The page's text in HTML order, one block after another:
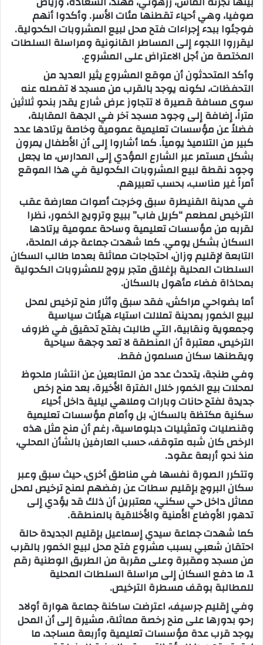
صوفيا، وهي أحياء تقطنها مئات الأسر. وأكدوا أنهم
فوجئوا ببدء إجراءات فتح محل لبيع المشروبات الكحولية.
ليقرروا اللجوء إلى المساطر القانونية ومراسلة السلطات
المختصة من أجل الاعتراض على المشروع.
وأكد المتحدثون أن موقع المشروع يثير العديد من
التحفظات، لكونه يوجد بالقرب من مسجد لا تفصله عنه
سوى مسافة قصيرة لا تتجاوز عرض شارع يقدر بنحو ثلاثين
متراً، إضافة إلى وجود مسجد آخر في الجهة المقابلة،
فضلاً عن مؤسسات تعليمية عمومية وخاصة يرتادها عدد
كبير من التلاميذ يومياً. كما أشاروا إلى أن الأطفال يمرون
بشكل مستمر عبر الشارع المؤدي إلى المدارس، ما يجعل
وجود نقطة لبيع المشروبات الكحولية في هذا الموقع
أمراً غير مناسب، بحسب تعبيرهم.
في مدينة القنيطرة سبق وخرجت أصوات معارضة عقب
الترخيص لمطعم “كريل فاب” ببيع وترويج الخمور، نظرا
لقربه من مؤسسات تعليمية وساحة عمومية يرتادها
السكان بشكل يومي. كما شهدت جماعة جرف الملحة،
التابعة لإقليم وزان، احتجاجات مماثلة بعدما طالب السكان
السلطات المحلية بإغلاق متجر يروج للمشروبات الكحولية
بمحاذاة فضاء مأهول بالسكان.
أما بضواحي مراكش، فقد سبق وأثار منح ترخيص لمحل
لبيع الخمور بمدينة تملالت استياء هيئات سياسية
وجمعوية ونقابية، التي طالبت بفتح تحقيق في ظروف
الترخيص، معتبرة أن المنطقة لا تعد وجهة سياحية
ويقطنها سكان مسلمون فقط.
وفي طنجة، يتحدث عدد من المتابعين عن انتشار ملحوظ
لمحلات بيع الخمور خلال الفترة الأخيرة، بعد منح رخص
جديدة لفتح حانات وبارات وملاهي ليلية داخل أحياء
سكنية مكتظة بالسكان، بل وأمام مؤسسات تعليمية
وقنصليات وتمثيليات دبلوماسية، رغم أن منح مثل هذه
الرخص كان شبه متوقف، حسب العارفين بالشأن المحلي،
منذ نحو أربعة عقود.
وتتكرر الصورة نفسها في مناطق أخرى، حيث سبق وعبر
سكان البروج بإقليم سطات عن رفضهم لمنح ترخيص لمحل
مماثل داخل حي سكني، معتبرين أن ذلك قد يؤدي إلى
تدهور الأوضاع الأمنية والأخلاقية بالمنطقة.
كما شهدت جماعة سيدي إسماعيل بإقليم الجديدة حالة
احتقان شعبي بسبب مشروع فتح محل لبيع الخمور بالقرب
من مسجد ومقبرة وعلى مقربة من الطريق الوطنية رقم
1، ما دفع السكان إلى مراسلة السلطات المحلية
للمطالبة بوقف مسطرة الترخيص.
وفي إقليم جرسيف، اعترضت ساكنة جماعة هوارة أولاد
رحو بدورها على منح رخصة مماثلة، مشيرة إلى أن المحل
يوجد قرب عدة مؤسسات تعليمية وأربعة مساجد، ما